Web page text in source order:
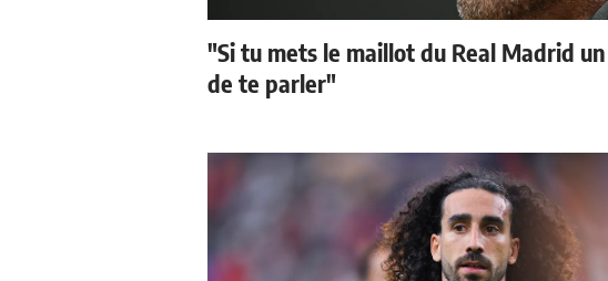
"Si tu mets le maillot du Real Madrid
de te parler"